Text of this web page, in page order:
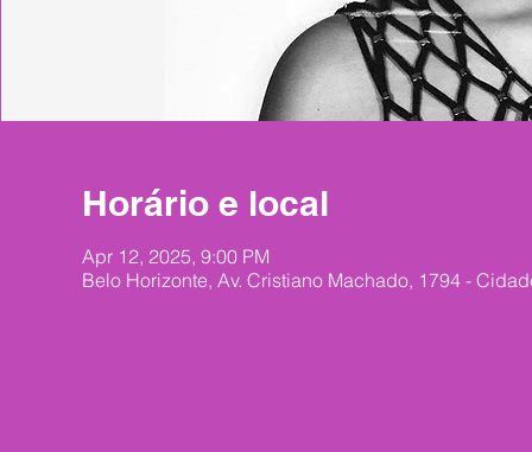
Horário e local
Apr 12, 2025, 9:00 PM
Belo Horizonte, Av. Cristiano Machado, 1794 -